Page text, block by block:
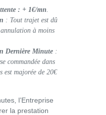
: + 1€/mn.
: Tout trajet est dû
à moins
Dernière Minute :
commandée dans
est majorée de 20€
l’Entreprise
la prestation